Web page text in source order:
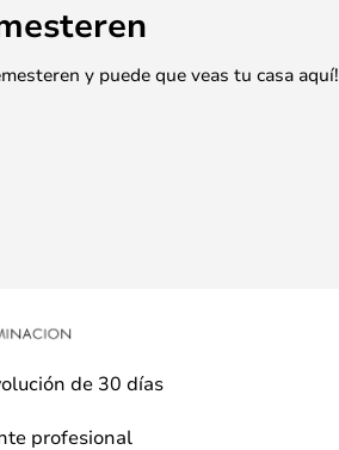
y puede que veas tu casa aquí!
de 30 días
profesional